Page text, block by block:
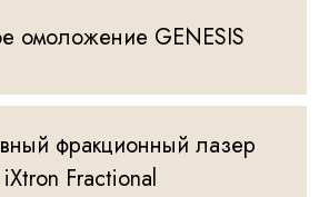
омоложение GENESIS
фракционный лазер
iXtron Fractional